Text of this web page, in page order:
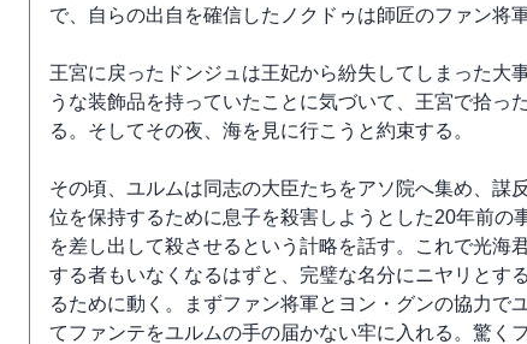
で、自らの出自を確信したノクドゥは師匠のファン将
王宮に戻ったドンジュは王妃から紛失してしまった大
うな装飾品を持っていたことに気づいて、王宮で拾っ
る。そしてその夜、海を見に行こうと約束する。
その頃、ユルムは同志の大臣たちをアソ院へ集め、謀
位を保持するために息子を殺害しようとした20年前
を差し出して殺させるという計略を話す。これで光
する者もいなくなるはずと、完璧な名分にニヤリとす
るために動く。まずファン将軍とヨン・グンの協力で
てファンテをユルムの手の届かない牢に入れる。驚く